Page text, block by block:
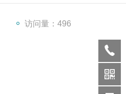
访问量：496